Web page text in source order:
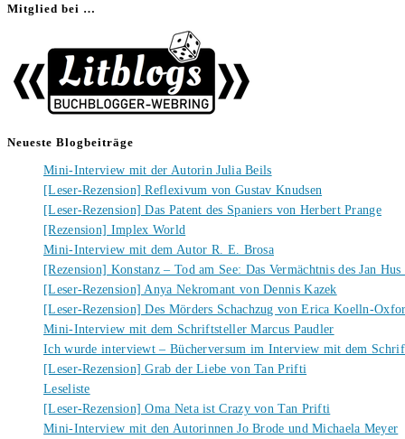
Mitglied bei …
Neueste Blogbeiträge
Mini-Interview mit der Autorin Julia Beils
[Leser-Rezension] Reflexivum von Gustav Knudsen
[Leser-Rezension] Das Patent des Spaniers von Herbert Prange
[Rezension] Implex World
Mini-Interview mit dem Autor R. E. Brosa
[Rezension] Konstanz – Tod am See: Das Vermächtnis des Jan
[Leser-Rezension] Anya Nekromant von Dennis Kazek
[Leser-Rezension] Des Mörders Schachzug von Erica Koelln-
Mini-Interview mit dem Schriftsteller Marcus Paudler
Ich wurde interviewt – Bücherversum im Interview mit dem
[Leser-Rezension] Grab der Liebe von Tan Prifti
Leseliste
[Leser-Rezension] Oma Neta ist Crazy von Tan Prifti
Mini-Interview mit den Autorinnen Jo Brode und Michaela Meyer